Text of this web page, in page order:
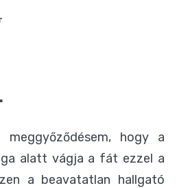
meggyőződésem, hogy a
alatt vágja a fát ezzel a
a beavatatlan hallgató